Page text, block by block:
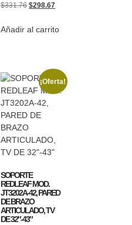
$331.76 $298.67
Añadir al carrito
¡Oferta!
SOPORTE
REDLEAF MOD.
JT3202A-42, PARED
DE BRAZO
ARTICULADO, TV
DE 32″-43″